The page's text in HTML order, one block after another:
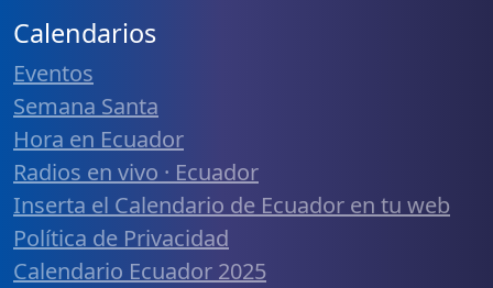
Calendarios
Eventos
Semana Santa
Hora en Ecuador
Radios en vivo · Ecuador
Inserta el Calendario de Ecuador en tu web
Política de Privacidad
Calendario Ecuador 2025